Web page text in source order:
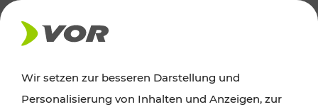
AKTUELLES
Wir setzen zur besseren Darstellung und
Personalisierung von Inhalten und Anzeigen, zur